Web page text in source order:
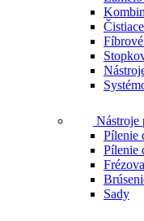
Nástroje
Pílenie
Pílenie
Sady